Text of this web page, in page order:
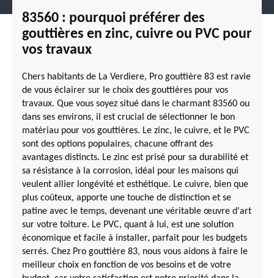
83560 : pourquoi préférer des
gouttières en zinc, cuivre ou PVC pour
vos travaux
Chers habitants de La Verdiere, Pro gouttière 83 est ravie
de vous éclairer sur le choix des gouttières pour vos
travaux. Que vous soyez situé dans le charmant 83560 ou
dans ses environs, il est crucial de sélectionner le bon
matériau pour vos gouttières. Le zinc, le cuivre, et le PVC
sont des options populaires, chacune offrant des
avantages distincts. Le zinc est prisé pour sa durabilité et
sa résistance à la corrosion, idéal pour les maisons qui
veulent allier longévité et esthétique. Le cuivre, bien que
plus coûteux, apporte une touche de distinction et se
patine avec le temps, devenant une véritable œuvre d'art
sur votre toiture. Le PVC, quant à lui, est une solution
économique et facile à installer, parfait pour les budgets
serrés. Chez Pro gouttière 83, nous vous aidons à faire le
meilleur choix en fonction de vos besoins et de votre